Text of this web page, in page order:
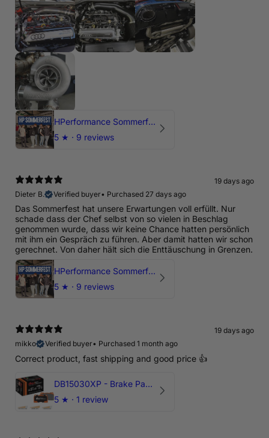
HPerformance Sommerfest 2026
5 ★ · 9 reviews
19 days ago
Dieter B.
Verified buyer• Purchased 27 days ago
Das Sommerfest hat unsere Erwartungen voll erfüllt. Nur
schade dass der Chef selbst von so vielen in Beschlag
genommen wurde, dass wir keine Chance hatten persönlich
mit ihm ein Gespräch zu führen. Aber damit hatten wir schon
gerechnet. Von daher hält sich die Enttäuschung in Grenzen.
HPerformance Sommerfest 2026
5 ★ · 9 reviews
19 days ago
mikko
Verified buyer• Purchased 1 month ago
Correct product, fast shipping and good price 👍
DB15030XP - Brake Pads Xtreme Performance | Front Axle
5 ★ · 1 review